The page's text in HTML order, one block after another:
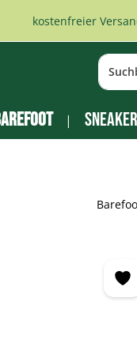
kostenfreier
Sneaker